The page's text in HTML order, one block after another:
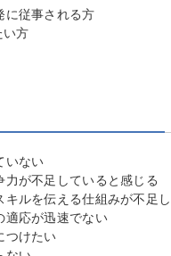
に従事される方
い方
いない
が不足していると感じる
ルを伝える仕組みが不足
適応が迅速でない
つけたい